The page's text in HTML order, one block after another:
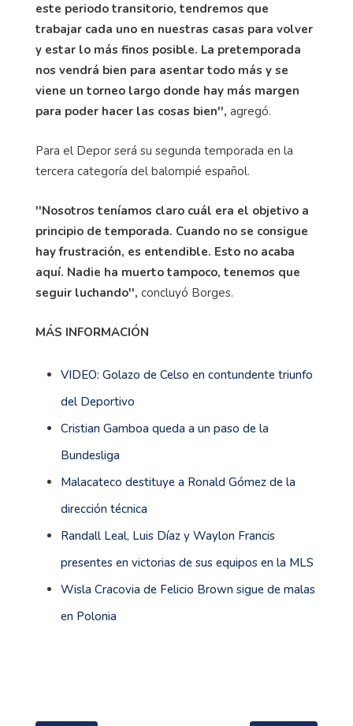
este periodo transitorio, tendremos que
trabajar cada uno en nuestras casas para volver
y estar lo más finos posible. La pretemporada
nos vendrá bien para asentar todo más y se
viene un torneo largo donde hay más margen
para poder hacer las cosas bien'', agregó.
Para el Depor será su segunda temporada en la
tercera categoría del balompié español.
''Nosotros teníamos claro cuál era el objetivo a
principio de temporada. Cuando no se consigue
hay frustración, es entendible. Esto no acaba
aquí. Nadie ha muerto tampoco, tenemos que
seguir luchando'', concluyó Borges.
MÁS INFORMACIÓN
VIDEO: Golazo de Celso en contundente triunfo
del Deportivo
Cristian Gamboa queda a un paso de la
Bundesliga
Malacateco destituye a Ronald Gómez de la
dirección técnica
Randall Leal, Luis Díaz y Waylon Francis
presentes en victorias de sus equipos en la MLS
Wisla Cracovia de Felicio Brown sigue de malas
en Polonia